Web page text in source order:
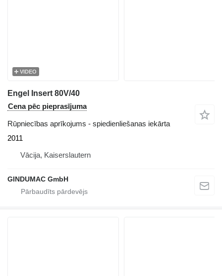
VIDEO
Engel Insert 80V/40
Cena pēc pieprasījuma
Rūpniecības aprīkojums - spiedienliešanas iekārta
2011
Vācija, Kaiserslautern
GINDUMAC GmbH